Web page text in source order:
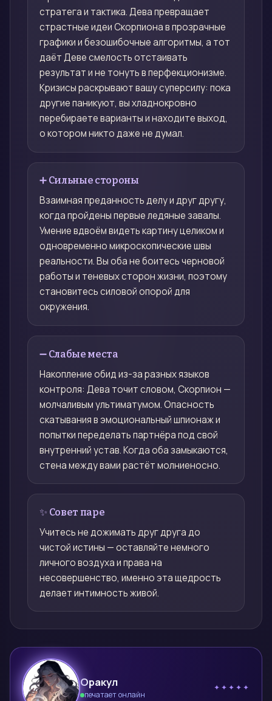
стратега и тактика. Дева превращает
страстные идеи Скорпиона в прозрачные
графики и безошибочные алгоритмы, а тот
даёт Деве смелость отстаивать
результат и не тонуть в перфекционизме.
Кризисы раскрывают вашу суперсилу: пока
другие паникуют, вы хладнокровно
перебираете варианты и находите выход,
о котором никто даже не думал.
➕ Сильные стороны
Взаимная преданность делу и друг другу,
когда пройдены первые ледяные завалы.
Умение вдвоём видеть картину целиком и
одновременно микроскопические швы
реальности. Вы оба не боитесь черновой
работы и теневых сторон жизни, поэтому
становитесь силовой опорой для
окружения.
➖ Слабые места
Накопление обид из-за разных языков
контроля: Дева точит словом, Скорпион —
молчаливым ультиматумом. Опасность
скатывания в эмоциональный шпионаж и
попытки переделать партнёра под свой
внутренний устав. Когда оба замыкаются,
стена между вами растёт молниеносно.
✨ Совет паре
Учитесь не дожимать друг друга до
чистой истины — оставляйте немного
личного воздуха и права на
несовершенство, именно эта щедрость
делает интимность живой.
Оракул
печатает онлайн
✦✦✦✦✦